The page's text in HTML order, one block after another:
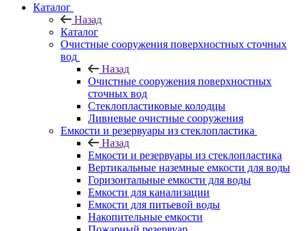
Каталог
Назад
Каталог
Очистные сооружения поверхностных сточных
вод
Назад
Очистные сооружения поверхностных
сточных вод
Стеклопластиковые колодцы
Ливневые очистные сооружения
Емкости и резервуары из стеклопластика
Назад
Емкости и резервуары из стеклопластика
Вертикальные наземные емкости для воды
Горизонтальные емкости для воды
Емкости для канализации
Емкости для питьевой воды
Накопительные емкости